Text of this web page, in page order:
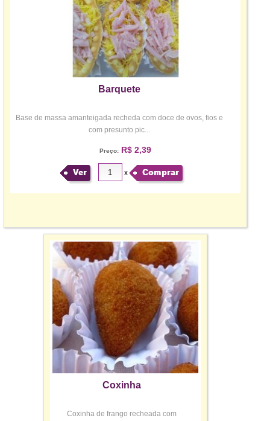
Barquete
Base de massa amanteigada recheda com doce de ovos, fios e
com presunto pic...
Preço:R$ 2,39
Ver x Comprar
Coxinha
Coxinha de frango recheada com